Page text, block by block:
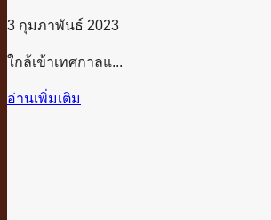
3 กุมภาพันธ์ 2023
ใกล้เข้าเทศกาลแ...
อ่านเพิ่มเติม